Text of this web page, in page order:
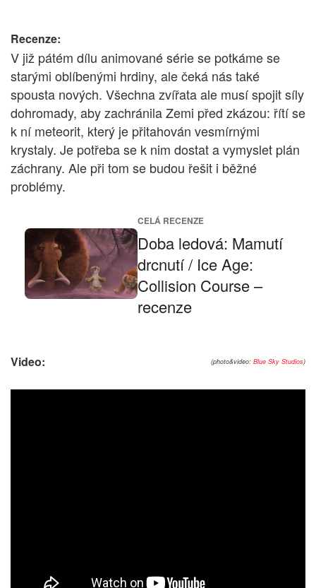
Recenze:
V již pátém dílu animované série se potkáme se
starými oblíbenými hrdiny, ale čeká nás také
spousta nových. Všechna zvířata ale musí spojit síly
dohromady, aby zachránila Zemi před zkázou: řítí se
k ní meteorit, který je přitahován vesmírnými
krystaly. Je potřeba se k nim dostat a vymyslet plán
záchrany. Ale při tom se budou řešit i běžné
problémy.
CELÁ RECENZE
Doba ledová: Mamutí
drcnutí / Ice Age:
Collision Course –
recenze
(photo&video: Blue Sky Studios)
Video: